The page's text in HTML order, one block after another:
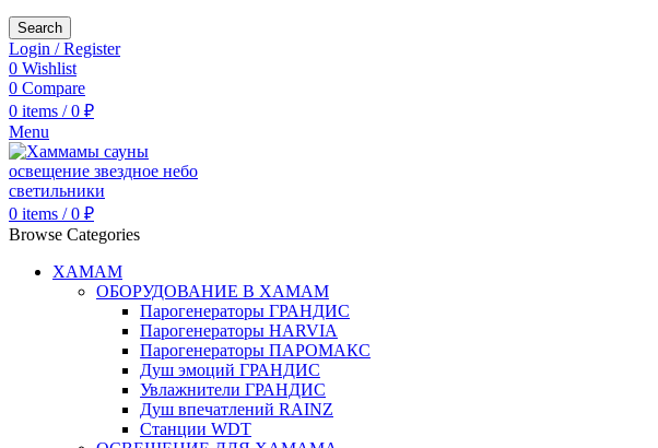
Search
Login / Register
0 Wishlist
0 Compare
0 items / 0 ₽
Menu
0 items / 0 ₽
Browse Categories
ХАМАМ
ОБОРУДОВАНИЕ В ХАМАМ
Парогенераторы ГРАНДИС
Парогенераторы HARVIA
Парогенераторы ПАРОМАКС
Душ эмоций ГРАНДИС
Увлажнители ГРАНДИС
Душ впечатлений RAINZ
Станции WDT